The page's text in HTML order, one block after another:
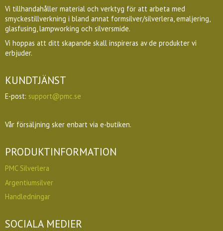
Vi tillhandahåller material och verktyg för att arbeta med
smyckestillverkning i bland annat formsilver/silverlera, emaljering,
glasfusing, lampworking och silversmide.
Vi hoppas att ditt skapande skall inspireras av de produkter vi
erbjuder.
KUNDTJÄNST
E-post: support@pmc.se
Vår försäljning sker enbart via e-butiken.
PRODUKTINFORMATION
PMC Silverlera
Argentiumsilver
Handledningar
SOCIALA MEDIER